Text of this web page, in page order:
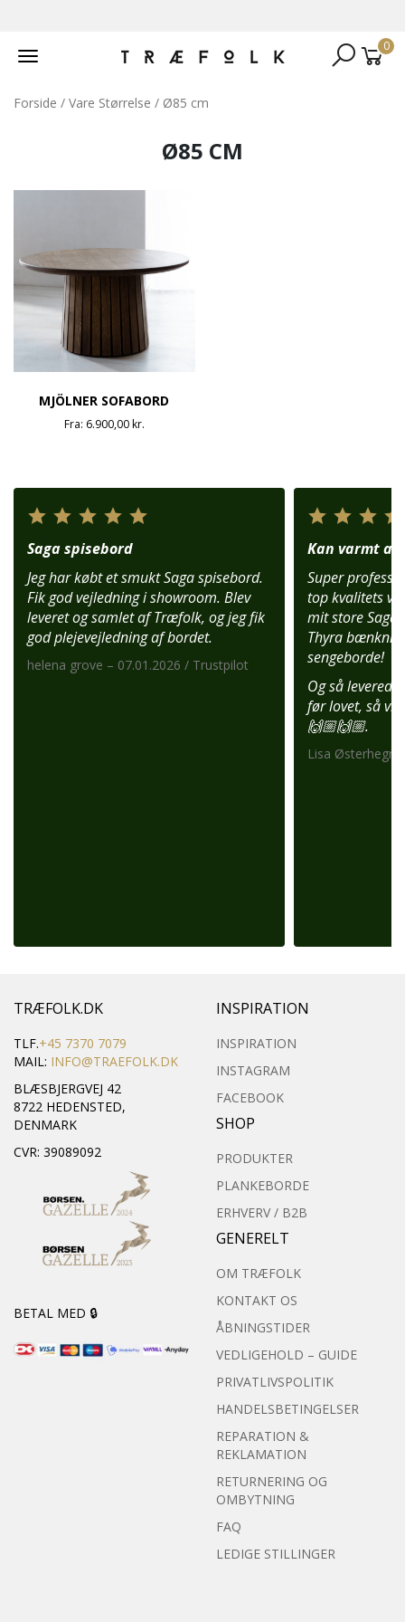
Toggle
0
Forside / Vare Størrelse / Ø85 cm
Ø85 CM
MJÖLNER SOFABORD
Fra: 6.900,00kr.
Saga spisebord
Jeg har købt et smukt Saga spisebord.
Fik god vejledning i showroom. Blev
leveret og samlet af Træfolk, og jeg fik
god plejevejledning af bordet.
helena grove – 07.01.2026 / Trustpilot
Kan varmt
Super
top kvalitets
mit store Saga
Thyra
sengeborde!
Og så
før lovet, så vi
🙌🏼🙌🏼.
Lisa Østerhegn
TRÆFOLK.DK
TLF.+45 7370 7079
MAIL: INFO@TRAEFOLK.DK
BLÆSBJERGVEJ 42
8722 HEDENSTED,
DENMARK
CVR: 39089092
BETAL MED 🔒
INSPIRATION
INSPIRATION
INSTAGRAM
FACEBOOK
SHOP
PRODUKTER
PLANKEBORDE
ERHVERV / B2B
GENERELT
OM TRÆFOLK
KONTAKT OS
ÅBNINGSTIDER
VEDLIGEHOLD – GUIDE
PRIVATLIVSPOLITIK
HANDELSBETINGELSER
REPARATION &
REKLAMATION
RETURNERING OG
OMBYTNING
FAQ
LEDIGE STILLINGER